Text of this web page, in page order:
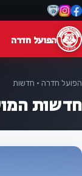
הפועל חדרה
הפועל חדרה · חדשות
חדשות